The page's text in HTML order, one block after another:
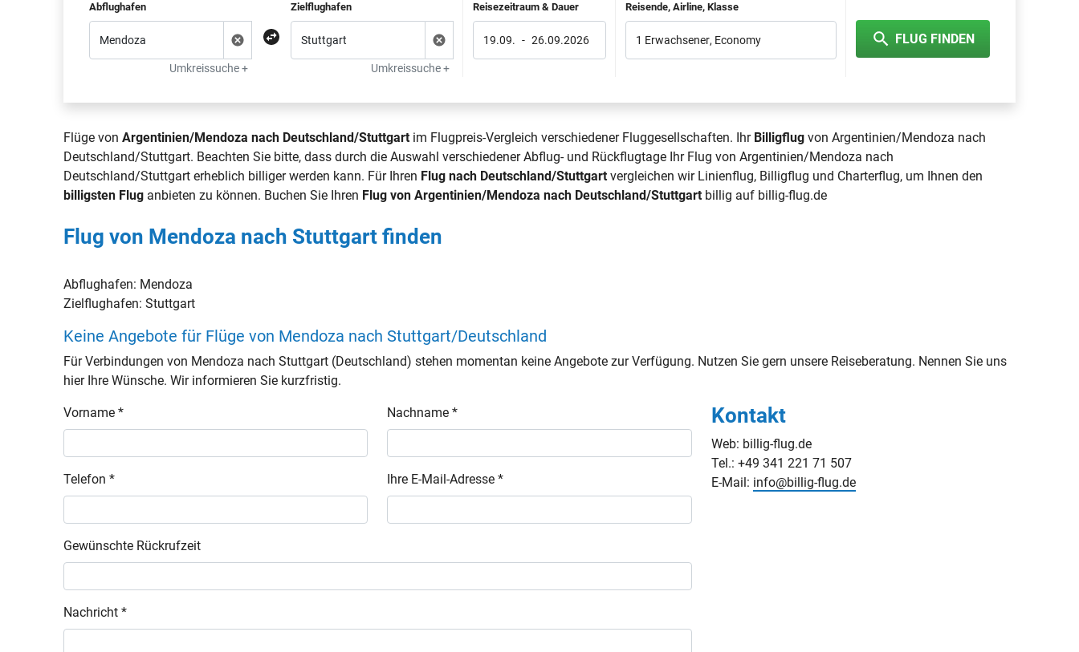
Abflughafen
Umkreissuche +
Zielflughafen
Umkreissuche +
Reisezeitraum & Dauer
19.09. - 26.09.2026
Reisende, Airline, Klasse
1 Erwachsener, Economy FLUG FINDEN
Flüge vonArgentinien/Mendoza nach Deutschland/Stuttgart im Flugpreis-Vergleich verschiedener Fluggesellschaften. Ihr Billigflug von Argentinien/Mendoza nach
Deutschland/Stuttgart. Beachten Sie bitte, dass durch die Auswahl verschiedener Abflug- und Rückflugtage Ihr Flug von Argentinien/Mendoza nach
Deutschland/Stuttgart erheblich billiger werden kann. Für Ihren Flug nach Deutschland/Stuttgart vergleichen wir Linienflug, Billigflug und Charterflug, um Ihnen den
billigsten Flug anbieten zu können. Buchen Sie Ihren Flug von Argentinien/Mendoza nach Deutschland/Stuttgart billig auf billig-flug.de
Flug von Mendoza nach Stuttgart finden
Abflughafen: Mendoza
Zielflughafen:Stuttgart
Keine Angebote für Flüge von Mendoza nach Stuttgart/Deutschland
Für Verbindungen von Mendoza nach Stuttgart (Deutschland) stehen momentan keine Angebote zur Verfügung. Nutzen Sie gern unsere Reiseberatung. Nennen Sie uns
hier Ihre Wünsche. Wir informieren Sie kurzfristig.
Vorname * Nachname *
Telefon * Ihre E-Mail-Adresse *
Gewünschte Rückrufzeit
Nachricht *
Kontakt
Web: billig-flug.de
Tel.: +49 341 221 71 507
E-Mail: info@billig-flug.de